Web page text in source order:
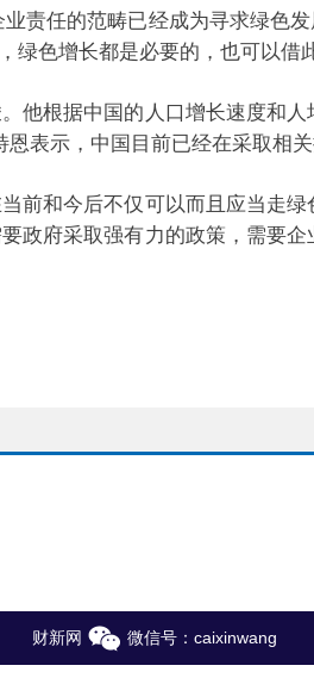
任的范畴已经成为寻求绿色
色增长都是必要的，也可以借
根据中国的人口增长速度和
表示，中国目前已经在采取相
和今后不仅可以而且应当走
政府采取强有力的政策，需要
财新网 微信号：caixinwang